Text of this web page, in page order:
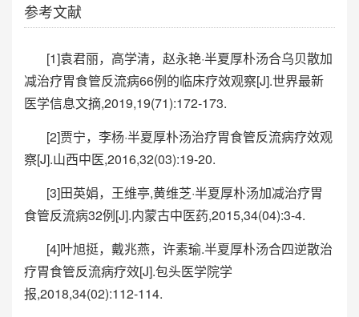
参考文献
[1]袁君丽，高学清，赵永艳·半夏厚朴汤合乌贝散加
减治疗胃食管反流病66例的临床疗效观察[J].世界最新
医学信息文摘,2019,19(71):172-173.
[2]贾宁，李杨·半夏厚朴汤治疗胃食管反流病疗效观
察[J].山西中医,2016,32(03):19-20.
[3]田英娟，王维亭,黄维芝·半夏厚朴汤加减治疗胃
食管反流病32例[J].内蒙古中医药,2015,34(04):3-4.
[4]叶旭挺，戴兆燕，许素瑜.半夏厚朴汤合四逆散治
疗胃食管反流病疗效[J].包头医学院学
报,2018,34(02):112-114.